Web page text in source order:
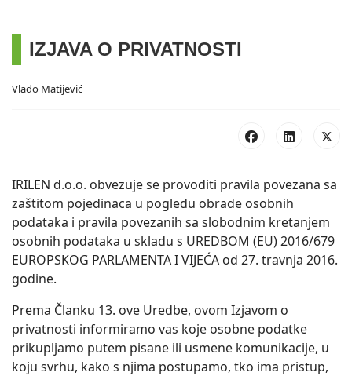
IZJAVA O PRIVATNOSTI
Vlado Matijević
IRILEN d.o.o. obvezuje se provoditi pravila povezana sa
zaštitom pojedinaca u pogledu obrade osobnih
podataka i pravila povezanih sa slobodnim kretanjem
osobnih podataka u skladu s UREDBOM (EU) 2016/679
EUROPSKOG PARLAMENTA I VIJEĆA od 27. travnja 2016.
godine.
Prema Članku 13. ove Uredbe, ovom Izjavom o
privatnosti informiramo vas koje osobne podatke
prikupljamo putem pisane ili usmene komunikacije, u
koju svrhu, kako s njima postupamo, tko ima pristup,